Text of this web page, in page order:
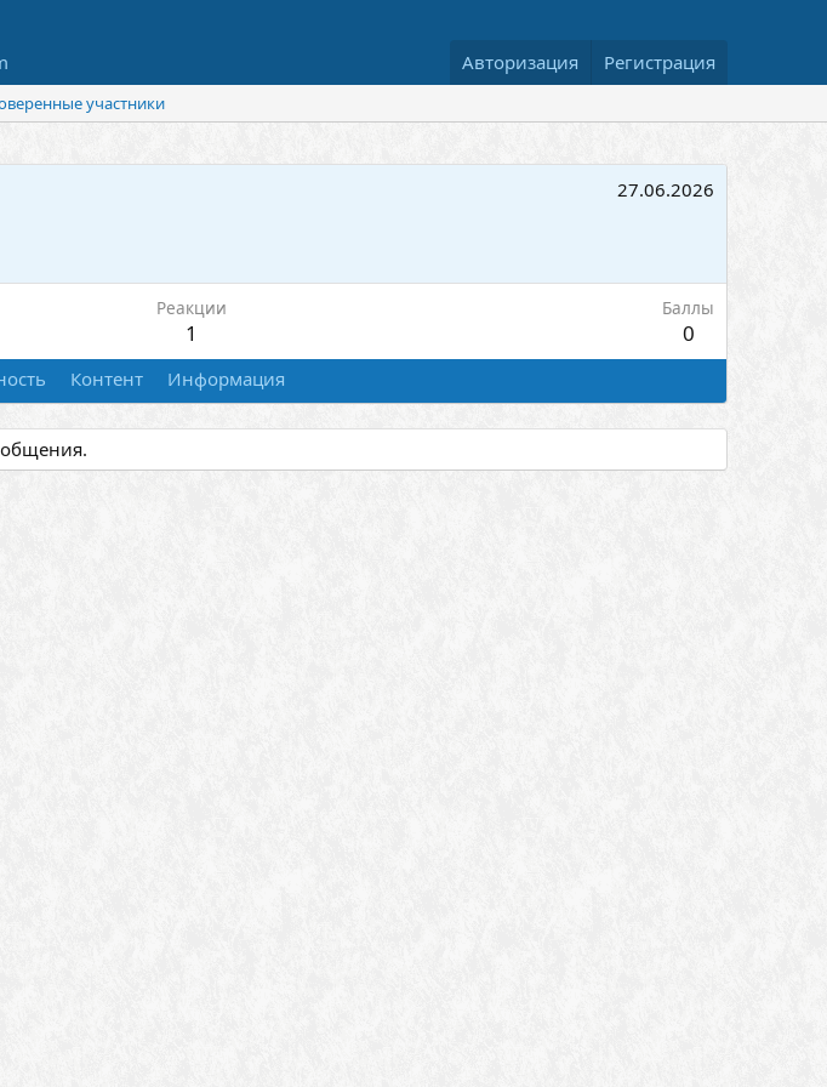
Авторизация Регистрация
участники
27.06.2026
Реакции
1
Баллы
0
Контент Информация